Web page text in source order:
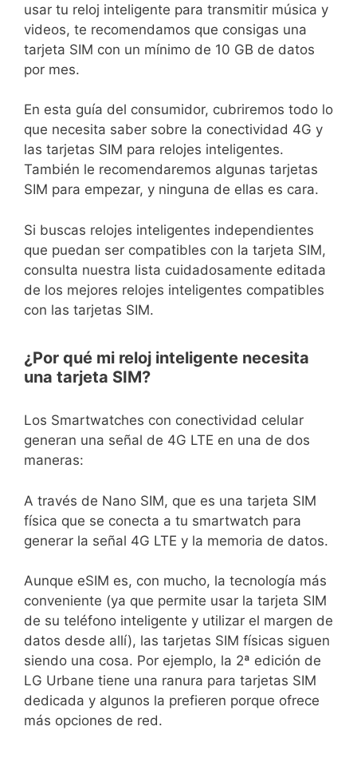
usar tu reloj inteligente para transmitir música y
videos, te recomendamos que consigas una
tarjeta SIM con un mínimo de 10 GB de datos
por mes.
En esta guía del consumidor, cubriremos todo lo
que necesita saber sobre la conectividad 4G y
las tarjetas SIM para relojes inteligentes.
También le recomendaremos algunas tarjetas
SIM para empezar, y ninguna de ellas es cara.
Si buscas relojes inteligentes independientes
que puedan ser compatibles con la tarjeta SIM,
consulta nuestra lista cuidadosamente editada
de los mejores relojes inteligentes compatibles
con las tarjetas SIM.
¿Por qué mi reloj inteligente necesita
una tarjeta SIM?
Los Smartwatches con conectividad celular
generan una señal de 4G LTE en una de dos
maneras:
A través de Nano SIM, que es una tarjeta SIM
física que se conecta a tu smartwatch para
generar la señal 4G LTE y la memoria de datos.
Aunque eSIM es, con mucho, la tecnología más
conveniente (ya que permite usar la tarjeta SIM
de su teléfono inteligente y utilizar el margen de
datos desde allí), las tarjetas SIM físicas siguen
siendo una cosa. Por ejemplo, la 2ª edición de
LG Urbane tiene una ranura para tarjetas SIM
dedicada y algunos la prefieren porque ofrece
más opciones de red.